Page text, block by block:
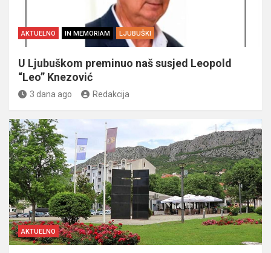
AKTUELNO IN MEMORIAM LJUBUŠKI
U Ljubuškom preminuo naš susjed Leopold
“Leo” Knezović
3 dana ago Redakcija
AKTUELNO